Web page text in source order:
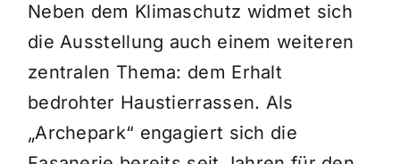
Neben dem Klimaschutz widmet sich
die Ausstellung auch einem weiteren
zentralen Thema: dem Erhalt
bedrohter Haustierrassen. Als
„Archepark“ engagiert sich die